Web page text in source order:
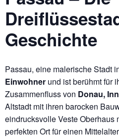
Geschichte
Passau, eine malerische Stadt
Einwohner und ist berühmt für
Zusammenfluss von Donau,
Altstadt mit ihren barocken
eindrucksvolle Veste Oberhaus
perfekten Ort für einen